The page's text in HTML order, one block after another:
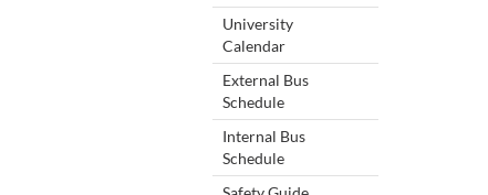
University
Calendar
External Bus
Schedule
Internal Bus
Schedule